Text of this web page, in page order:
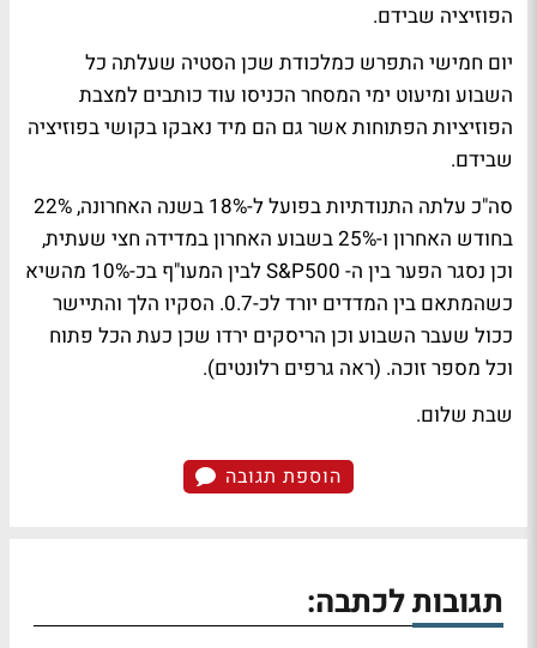
הפוזיציה שבידם.
יום חמישי התפרש כמלכודת שכן הסטיה שעלתה כל
השבוע ומיעוט ימי המסחר הכניסו עוד כותבים למצבת
הפוזיציות הפתוחות אשר גם הם מיד נאבקו בקושי בפוזיציה
שבידם.
סה"כ עלתה התנודתיות בפועל ל-18% בשנה האחרונה, 22%
בחודש האחרון ו-25% בשבוע האחרון במדידה חצי שעתית,
וכן נסגר הפער בין ה- S&P500 לבין המעו"ף בכ-10% מהשיא
כשהמתאם בין המדדים יורד לכ-0.7. הסקיו הלך והתיישר
ככול שעבר השבוע וכן הריסקים ירדו שכן כעת הכל פתוח
וכל מספר זוכה. (ראה גרפים רלונטים).
שבת שלום.
הוספת תגובה
תגובות לכתבה: